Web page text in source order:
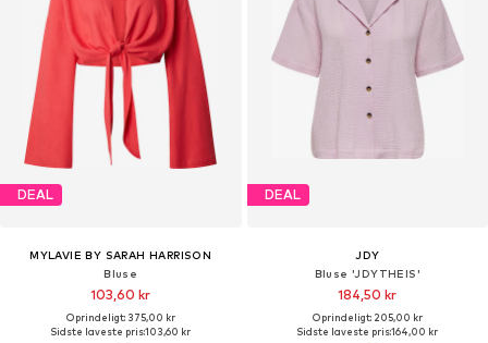
DEAL
MYLAVIE BY SARAH HARRISON
Bluse
103,60 kr
Oprindeligt: 375,00 kr
Sidste laveste pris:103,60 kr
DEAL
JDY
Bluse 'JDYTHEIS'
184,50 kr
Oprindeligt: 205,00 kr
Sidste laveste pris:164,00 kr